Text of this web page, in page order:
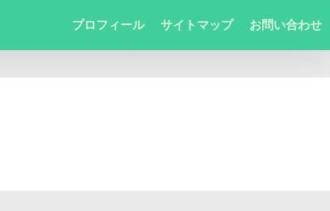
プロフィール サイトマップ お問い合わせ